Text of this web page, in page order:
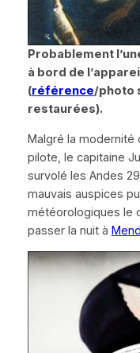
Probablement
à bord de
(référence/photo
restaurées).
Malgré la modernité
pilote, le capitaine
survolé les Andes
mauvais auspices
météorologiques le
passer la nuit à